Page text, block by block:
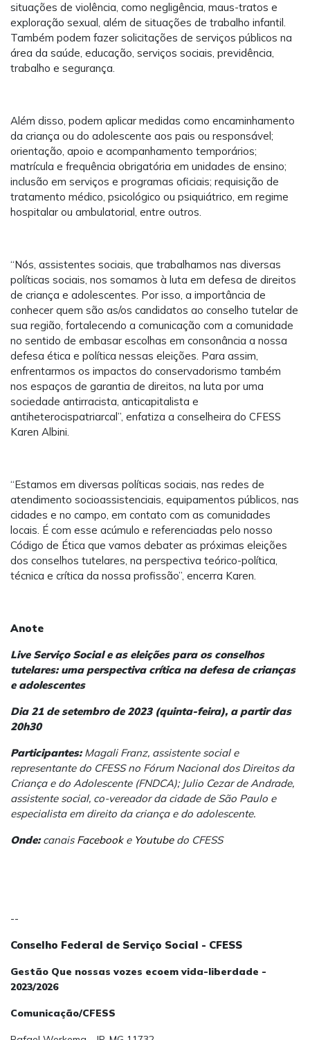
situações de violência, como negligência, maus-tratos e
exploração sexual, além de situações de trabalho infantil.
Também podem fazer solicitações de serviços públicos na
área da saúde, educação, serviços sociais, previdência,
trabalho e segurança.
Além disso, podem aplicar medidas como encaminhamento
da criança ou do adolescente aos pais ou responsável;
orientação, apoio e acompanhamento temporários;
matrícula e frequência obrigatória em unidades de ensino;
inclusão em serviços e programas oficiais; requisição de
tratamento médico, psicológico ou psiquiátrico, em regime
hospitalar ou ambulatorial, entre outros.
“Nós, assistentes sociais, que trabalhamos nas diversas
políticas sociais, nos somamos à luta em defesa de direitos
de criança e adolescentes. Por isso, a importância de
conhecer quem são as/os candidatos ao conselho tutelar de
sua região, fortalecendo a comunicação com a comunidade
no sentido de embasar escolhas em consonância a nossa
defesa ética e política nessas eleições. Para assim,
enfrentarmos os impactos do conservadorismo também
nos espaços de garantia de direitos, na luta por uma
sociedade antirracista, anticapitalista e
antiheterocispatriarcal”, enfatiza a conselheira do CFESS
Karen Albini.
“Estamos em diversas políticas sociais, nas redes de
atendimento socioassistenciais, equipamentos públicos, nas
cidades e no campo, em contato com as comunidades
locais. É com esse acúmulo e referenciadas pelo nosso
Código de Ética que vamos debater as próximas eleições
dos conselhos tutelares, na perspectiva teórico-política,
técnica e crítica da nossa profissão”, encerra Karen.
Anote
Live Serviço Social e as eleições para os conselhos
tutelares: uma perspectiva crítica na defesa de crianças
e adolescentes
Dia 21 de setembro de 2023 (quinta-feira), a partir das
20h30
Participantes:Magali Franz, assistente social e
representante do CFESS no Fórum Nacional dos Direitos da
Criança e do Adolescente (FNDCA); Julio Cezar de Andrade,
assistente social, co-vereador da cidade de São Paulo e
especialista em direito da criança e do adolescente.
Onde:canais Facebook e Youtube do CFESS
--
Conselho Federal de Serviço Social - CFESS
Gestão Que nossas vozes ecoem vida-liberdade -
2023/2026
Comunicação/CFESS